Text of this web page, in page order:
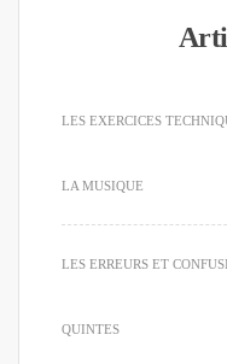
LES EXERCICES
LA MUSIQUE
LES ERREURS ET
QUINTES